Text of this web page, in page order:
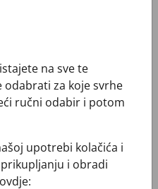
na sve te
za koje svrhe
ručni odabir i potom
upotrebi kolačića i
i obradi